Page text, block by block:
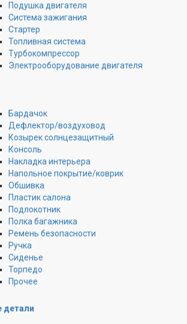
Подушка двигателя
Система зажигания
Стартер
Топливная система
Турбокомпрессор
Электрооборудование двигателя
Бардачок
Дефлектор/воздуховод
Козырек солнцезащитный
Консоль
Накладка интерьера
Напольное покрытие/коврик
Обшивка
Пластик салона
Подлокотник
Полка багажника
Ремень безопасности
Ручка
Сиденье
Торпедо
Прочее
детали